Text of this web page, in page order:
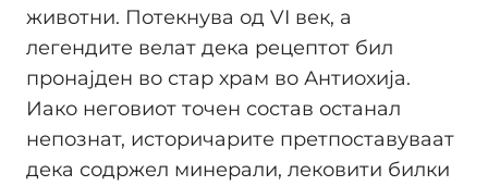
животни. Потекнува од VI век, а
легендите велат дека рецептот бил
пронајден во стар храм во Антиохија.
Иако неговиот точен состав останал
непознат, историчарите претпоставуваат
дека содржел минерали, лековити билки